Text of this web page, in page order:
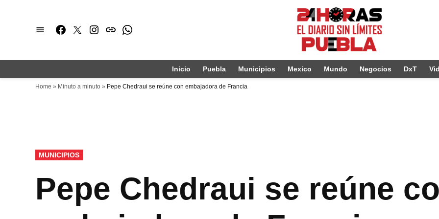
Facebook
TwitterInstagram
issuuWhatsapp
Inicio Puebla Municipios Mexico Mundo Negocios DxT
Home » Minuto a minuto » Pepe Chedraui se reúne con embajadora de Francia
PUBLICADO
EN
MUNICIPIOS
Pepe Chedraui se reúne